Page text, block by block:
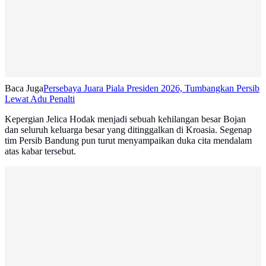
Baca JugaPersebaya Juara Piala Presiden 2026, Tumbangkan Persib
Lewat Adu Penalti
Kepergian Jelica Hodak menjadi sebuah kehilangan besar Bojan
dan seluruh keluarga besar yang ditinggalkan di Kroasia. Segenap
tim Persib Bandung pun turut menyampaikan duka cita mendalam
atas kabar tersebut.